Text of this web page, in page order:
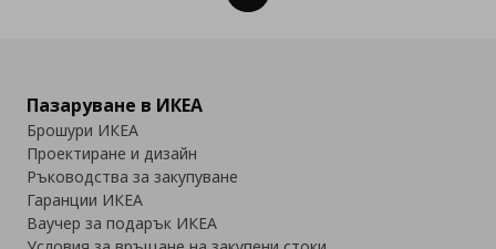
Пазаруване в ИКЕА
Брошури ИКЕА
Проектиране и дизайн
Ръководства за закупуване
Гаранции ИКЕА
Ваучер за подарък ИКЕА